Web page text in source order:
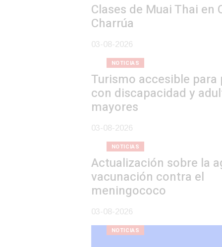
Clases de Muai Thai en Complejo
Turismo accesible para personas
con discapacidad y adultos
Actualización sobre la agenda de
vacunación contra el